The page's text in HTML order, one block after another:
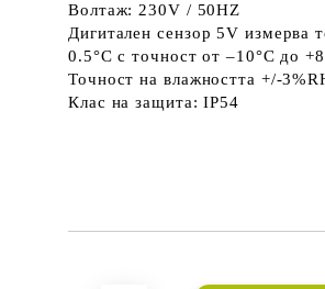
Волтаж: 230V / 50HZ
Дигитален сензор 5V измерва
0.5°C с точност от –10°C до
Точност на влажността +/-
Клас на защита: IP54